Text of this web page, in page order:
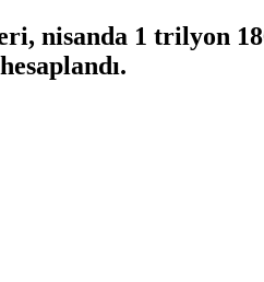
nisanda 1 trilyon